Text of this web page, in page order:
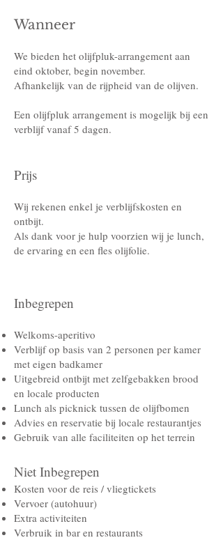
​​Wanneer
We bieden het olijfpluk-arrangement aan
eind oktober, begin november.
Afhankelijk van de rijpheid van de olijven.
Een olijfpluk arrangement is mogelijk bij een
verblijf vanaf 5 dagen.
Prijs
Wij rekenen enkel je verblijfskosten en
ontbijt.
Als dank voor je hulp voorzien wij je lunch,
de ervaring en een fles olijfolie.
Inbegrepen
Welkoms-aperitivo
Verblijf op basis van 2 personen per kamer
met eigen badkamer
Uitgebreid ontbijt met zelfgebakken brood
en locale producten
Lunch als picknick tussen de olijfbomen
Advies en reservatie bij locale restaurantjes
Gebruik van alle faciliteiten op het terrein
Niet Inbegrepen​
Kosten voor de reis / vliegtickets
Vervoer (autohuur)
Extra activiteiten​​​
Verbruik in bar en restaurants